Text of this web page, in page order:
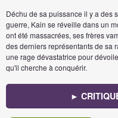
Déchu de sa puissance il y a des
guerre, Kain se réveille dans un
ont été massacrées, ses frères
des derniers représentants de sa
une rage dévastatrice pour
qu'il cherche à conquérir.
►